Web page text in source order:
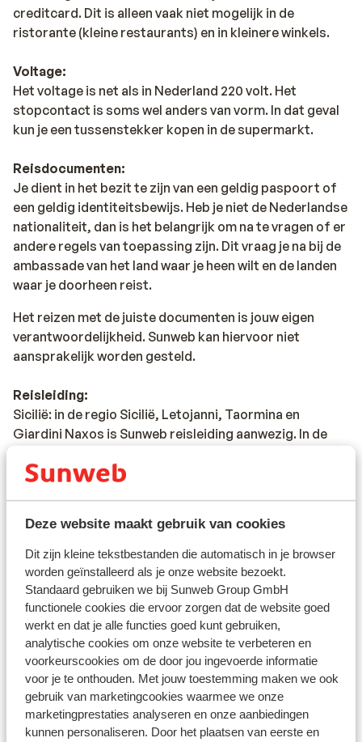
Deze website maakt gebruik van cookies
Dit zijn kleine tekstbestanden die automatisch in je browser
worden geïnstalleerd als je onze website bezoekt.
Standaard gebruiken we bij Sunweb Group GmbH
functionele cookies die ervoor zorgen dat de website goed
werkt en dat je alle functies goed kunt gebruiken,
analytische cookies om onze website te verbeteren en
voorkeurscookies om de door jou ingevoerde informatie
voor je te onthouden. Met jouw toestemming maken we ook
gebruik van marketingcookies waarmee we onze
marketingprestaties analyseren en onze aanbiedingen
kunnen personaliseren. Door het plaatsen van eerste en
creditcard. Dit is alleen vaak niet mogelijk in de
ristorante (kleine restaurants) en in kleinere winkels.
Voltage:
Het voltage is net als in Nederland 220 volt. Het
stopcontact is soms wel anders van vorm. In dat geval
kun je een tussenstekker kopen in de supermarkt.
Reisdocumenten:
Je dient in het bezit te zijn van een geldig paspoort of
een geldig identiteitsbewijs. Heb je niet de Nederlandse
nationaliteit, dan is het belangrijk om na te vragen of er
andere regels van toepassing zijn. Dit vraag je na bij de
ambassade van het land waar je heen wilt en de landen
waar je doorheen reist.
Het reizen met de juiste documenten is jouw eigen
verantwoordelijkheid. Sunweb kan hiervoor niet
aansprakelijk worden gesteld.
Reisleiding:
Sicilië: in de regio Sicilië, Letojanni, Taormina en
Giardini Naxos is Sunweb reisleiding aanwezig. In de
vertegenwoordiger aanwezig.
onze lokale Engelsprekende vertegenwoordiger.
Op het vaste land van Italië is geen reisleiding aanwezig.
Vaccinatie:
Voor actuele informatie betreffende vaccinaties en
andere gegevens over gezondheid en reizen kijk op de
site van LCR: https://www.lcr.nl/.
Telefoneren:
Je kunt met je mobiele telefoon telefoneren in Italië. Wij
adviseren je om dit zoveel mogelijk te beperken,